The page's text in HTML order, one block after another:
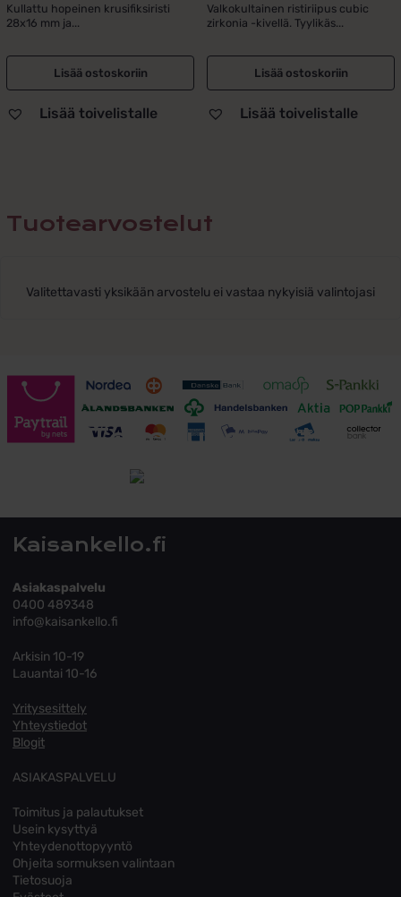
Kullattu hopeinen krusifiksiristi
28x16 mm ja...
Lisää ostoskoriin
Lisää toivelistalle
Valkokultainen ristiriipus cubic
zirkonia -kivellä. Tyylikäs...
Lisää ostoskoriin
Lisää toivelistalle
Tuotearvostelut
Valitettavasti yksikään arvostelu ei vastaa nykyisiä valintojasi
Toimitusehdot
Kaisankello.fi
Asiakaspalvelu
0400 489348
info@kaisankello.fi
Arkisin 10-19
Lauantai 10-16
Yritysesittely
Yhteystiedot
Blogit
ASIAKASPALVELU
Toimitus ja palautukset
Usein kysyttyä
Yhteydenottopyyntö
Ohjeita sormuksen valintaan
Tietosuoja